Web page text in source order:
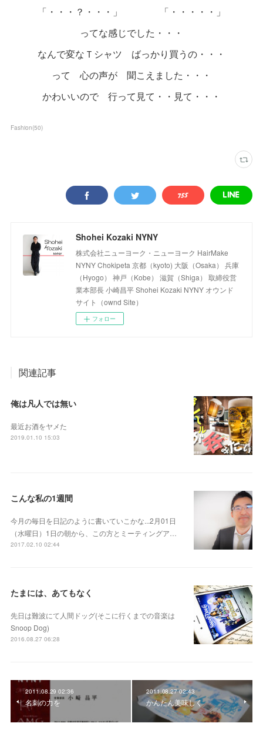
「・・・？・・・」 「・・・・・」
ってな感じでした・・・
なんで変なＴシャツ ばっかり買うの・・・
って 心の声が 聞こえました・・・
かわいいので 行って見て・・見て・・・
Fashion(50)
Shohei Kozaki NYNY
株式会社ニューヨーク・ニューヨーク HairMake
NYNY Chokipeta 京都（kyoto) 大阪（Osaka） 兵庫
（Hyogo） 神戸（Kobe） 滋賀（Shiga） 取締役営
業本部長 小崎昌平 Shohei Kozaki NYNY オウンド
サイト（ownd Site）
フォロー
関連記事
俺は凡人では無い
最近お酒をヤメた
2019.01.10 15:03
こんな私の1週間
今月の毎日を日記のように書いていこかな...2月01日
（水曜日）1日の朝から、この方とミーティングア…
2017.02.10 02:44
たまには、あてもなく
先日は難波にて人間ドッグ(そこに行くまでの音楽は
Snoop Dog)
2016.08.27 06:28
2011.08.29 02:36
名刺の力を
2011.08.27 02:43
かんたん美味しく